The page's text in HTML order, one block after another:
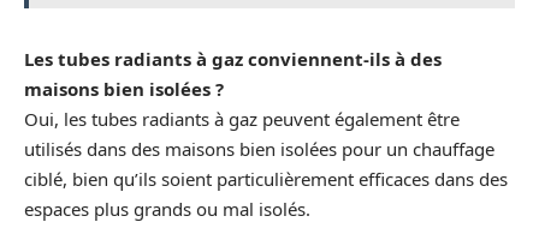
Les tubes radiants à gaz conviennent-ils à des
maisons bien isolées ?
Oui, les tubes radiants à gaz peuvent également être
utilisés dans des maisons bien isolées pour un chauffage
ciblé, bien qu’ils soient particulièrement efficaces dans des
espaces plus grands ou mal isolés.